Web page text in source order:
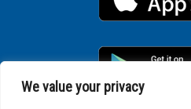
We value your privacy